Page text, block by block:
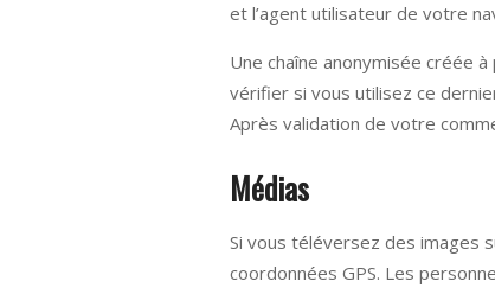
et l’agent utilisateur de votre
Une chaîne anonymisée créée
vérifier si vous utilisez ce
Après validation de votre
Médias
Si vous téléversez des images
coordonnées GPS. Les